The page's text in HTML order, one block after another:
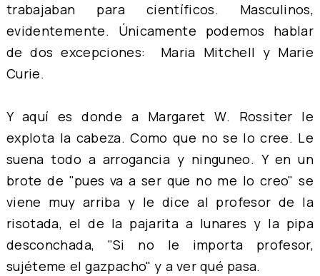
trabajaban para científicos. Masculinos,
evidentemente. Únicamente podemos hablar
de dos excepciones: Maria Mitchell y Marie
Curie.
Y aquí es donde a Margaret W. Rossiter le
explota la cabeza. Como que no se lo cree. Le
suena todo a arrogancia y ninguneo. Y en un
brote de "pues va a ser que no me lo creo" se
viene muy arriba y le dice al profesor de la
risotada, el de la pajarita a lunares y la pipa
desconchada, "Si no le importa profesor,
sujéteme el gazpacho" y a ver qué pasa.